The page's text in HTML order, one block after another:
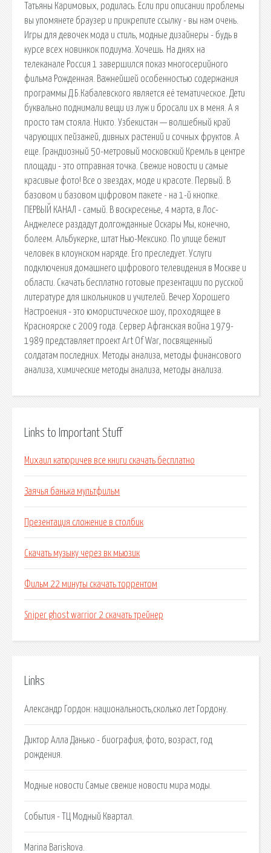
Татьяны Каримовых, родилась. Если при описании проблемы
вы упомянете браузер и прикрепите ссылку - вы нам очень.
Игры для девочек мода и стиль, модные дизайнеры - будь в
курсе всех новинкок подиума. Хочешь. На днях на
телеканале Россия 1 завершился показ многосерийного
фильма Рожденная. Важнейшей особенностью содержания
программы Д.Б.Кабалевского является её тематическое. Дети
буквально поднимали вещи из луж и бросали их в меня. А я
просто там стояла. Никто. Узбекистан — волшебный край
чарующих пейзажей, дивных растений и сочных фруктов. А
еще. Грандиозный 50-метровый московский Кремль в центре
площади - это отправная точка. Свежие новости и самые
красивые фото! Все о звездах, моде и красоте. Первый. В
базовом и базовом цифровом пакете - на 1-й кнопке.
ПЕРВЫЙ КАНАЛ - самый. В воскресенье, 4 марта, в Лос-
Анджелесе раздадут долгожданные Оскары Мы, конечно,
болеем. Альбукерке, штат Нью-Мексико. По улице бежит
человек в клоунском наряде. Его преследует. Услуги
подключения домашнего цифрового телевидения в Москве и
области. Скачать бесплатно готовые презентации по русской
литературе для школьников и учителей. Вечер Хорошего
Настроения - это юмористическое шоу, проходящее в
Красноярске с 2009 года. Сервер Афганская война 1979-
1989 представляет проект Art Of War, посвященный
солдатам последних. Методы анализа, методы финансового
анализа, химические методы анализа, методы анализа.
Links to Important Stuff
Михаил катюричев все книги скачать бесплатно
Заячья банька мультфильм
Презентация сложение в столбик
Скачать музыку через вк мьюзик
Фильм 22 минуты скачать торрентом
Sniper ghost warrior 2 скачать трейнер
Links
Александр Гордон: национальность,сколько лет Гордону.
Диктор Алла Данько - биография, фото, возраст, год
рождения.
Модные новости Самые свежие новости мира моды.
События - ТЦ Модный Квартал.
Marina Bariskova.